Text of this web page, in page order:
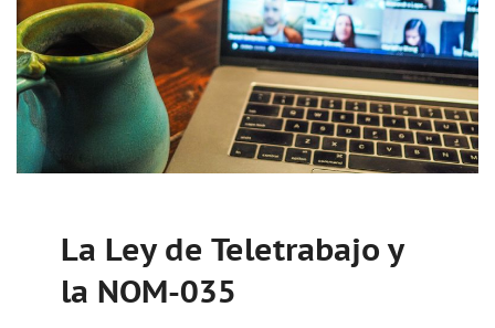
La Ley de Teletrabajo y
la NOM-035